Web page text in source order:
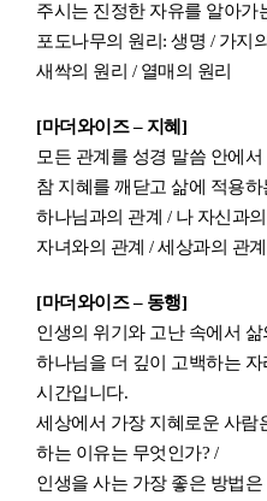
주시는 진정한 자유를 알아가
포도나무의 원리 : 생명 / 가지
새싹의 원리 / 열매의 원리
[마더와이즈 – 지혜 ]
모든 관계를 성경 말씀 안에
참 지혜를 깨닫고 삶에 적용
하나님과의 관계 / 나 자신과의
자녀와의 관계 /세상과의 관계
[마더와이즈 – 동행]
인생의 위기와 고난 속에서
하나님을 더 깊이 고백하는
시간입니다.
세상에서 가장 지혜로운 사람
하는 이유는 무엇인가? /
인생을 사는 가장 좋은 방법